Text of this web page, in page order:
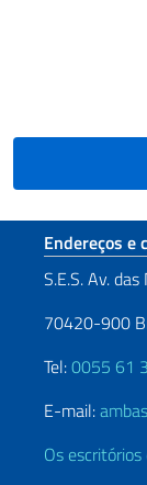
Seção
Endereços e
S.E.S. Av.
70420-900
Tel:0055 61
E-mail:
Os